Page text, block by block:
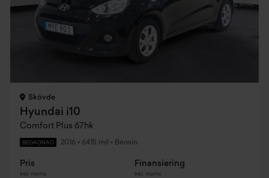
Skövde
Hyundai i10
Comfort Plus 67hk
BEGAGNAD 2016 • 6415 mil • Bensin
Pris
Inkl. moms
Finansiering
Inkl. moms